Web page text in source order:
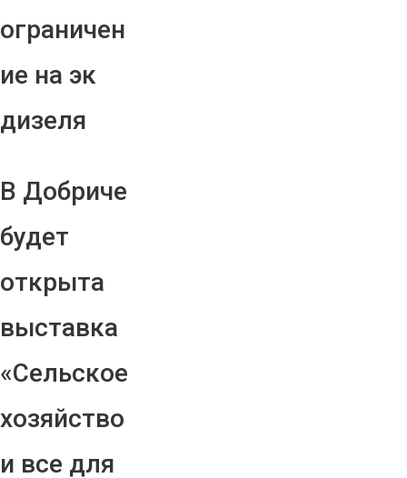
ограничен
ие на эк
дизеля
В Добриче
будет
открыта
выставка
«Сельское
хозяйство
и все для